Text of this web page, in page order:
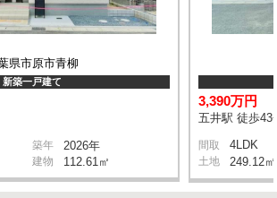
県市原市青柳
新築一戸建て
築年 2026年
建物 112.61㎡
3,390万円
五井駅 徒歩43
間取 4LDK
土地 249.12㎡